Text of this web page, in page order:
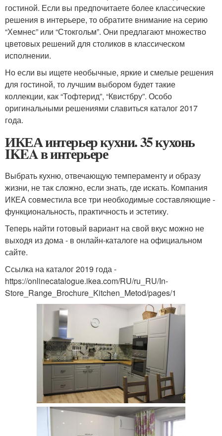
гостиной. Если вы предпочитаете более классические
решения в интерьере, то обратите внимание на серию
“Хемнес” или “Стокгольм”. Они предлагают множество
цветовых решений для столиков в классическом
исполнении.
Но если вы ищете необычные, яркие и смелые решения
для гостиной, то лучшим выбором будет такие
коллекции, как “Тофтерид”, “Квистбру”. Особо
оригинальными решениями славиться каталог 2017
года.
ИКЕА интерьер кухни. 35 кухонь
IKEA в интерьере
Выбрать кухню, отвечающую темпераменту и образу
жизни, не так сложно, если знать, где искать. Компания
ИКЕА совместила все три необходимые составляющие ‑
функциональность, практичность и эстетику.
Теперь найти готовый вариант на свой вкус можно не
выходя из дома - в онлайн-каталоге на официальном
сайте.
Ссылка на каталог 2019 года -
https://onlinecatalogue.ikea.com/RU/ru_RU/In-
Store_Range_Brochure_Kitchen_Metod/pages/1